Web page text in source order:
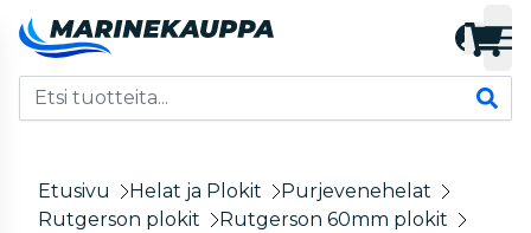
Etusivu Helat ja Plokit
Purjevenehelat
Rutgerson plokit
Rutgerson 60mm plokit